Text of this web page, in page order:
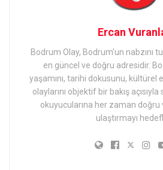
Ercan
Bodrum Olay, Bodrum'un nabzını
en güncel ve doğru adresidir.
yaşamını, tarihi dokusunu, kültürel
olaylarını objektif bir bakış
okuyucularına her zaman
ulaştırmayı